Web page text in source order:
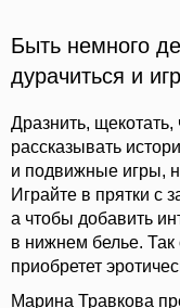
Быть немного
дурачиться и
Дразнить, щекотать,
рассказывать
и подвижные игры,
Играйте в прятки с
а чтобы добавить
в нижнем белье. Так
приобретет
Марина Травкова